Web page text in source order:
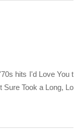
hits I'd Love You t
Sure Took a Long, Lo